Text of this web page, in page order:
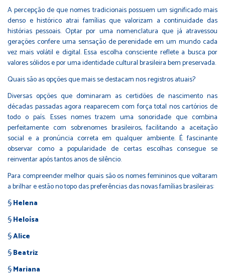
A percepção de que nomes tradicionais possuem um significado mais
denso e histórico atrai famílias que valorizam a continuidade das
histórias pessoais. Optar por uma nomenclatura que já atravessou
gerações confere uma sensação de perenidade em um mundo cada
vez mais volátil e digital. Essa escolha consciente reflete a busca por
valores sólidos e por uma identidade cultural brasileira bem preservada.
Quais são as opções que mais se destacam nos registros atuais?
Diversas opções que dominaram as certidões de nascimento nas
décadas passadas agora reaparecem com força total nos cartórios de
todo o país. Esses nomes trazem uma sonoridade que combina
perfeitamente com sobrenomes brasileiros, facilitando a aceitação
social e a pronúncia correta em qualquer ambiente. É fascinante
observar como a popularidade de certas escolhas consegue se
reinventar após tantos anos de silêncio.
Para compreender melhor quais são os nomes femininos que voltaram
a brilhar e estão no topo das preferências das novas famílias brasileiras:
§Helena
§Heloísa
§Alice
§Beatriz
§Mariana